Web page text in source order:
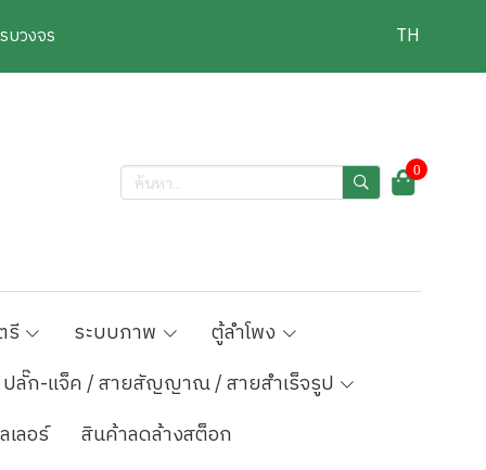
บวงจร TH
0
รี ระบบภาพ
ตู้ลำโพง
ปลั๊ก-แจ็ค / สายสัญญาณ / สายสำเร็จรูป
เลอร์ สินค้าลดล้างสต็อก